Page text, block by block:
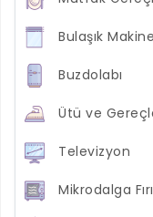
Bulaşık
Buzdolabı
Ütü ve
Televizyon
Mikrodalga